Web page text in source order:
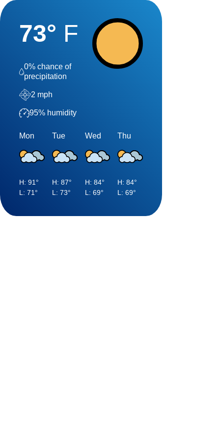
73° F
0% chance of
precipitation
2 mph
95% humidity
Mon
H: 91 °
L: 71 °
Tue
H: 87°
L: 73°
Wed
H: 84°
L: 69°
Thu
H:84°
L:69°